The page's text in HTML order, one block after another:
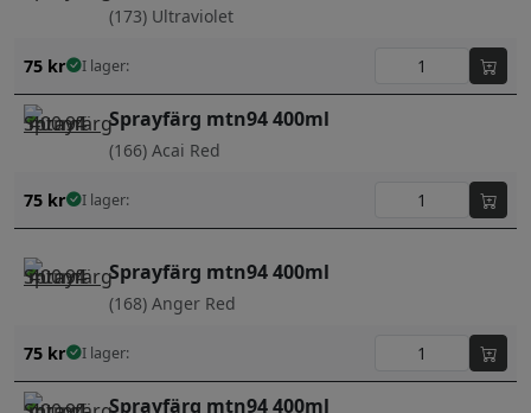
(173) Ultraviolet
75 kr I lager:
Sprayfärg mtn94 400ml
(166) Acai Red
75 kr I lager:
Sprayfärg mtn94 400ml
(168) Anger Red
75 kr I lager:
Sprayfärg mtn94 400ml